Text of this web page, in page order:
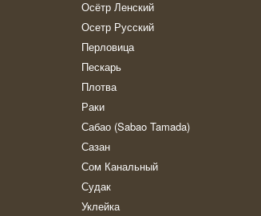
Осётр Ленский
Осетр Русский
Перловица
Пескарь
Плотва
Раки
Сабао (Sabao Tamada)
Сазан
Сом Канальный
Судак
Уклейка